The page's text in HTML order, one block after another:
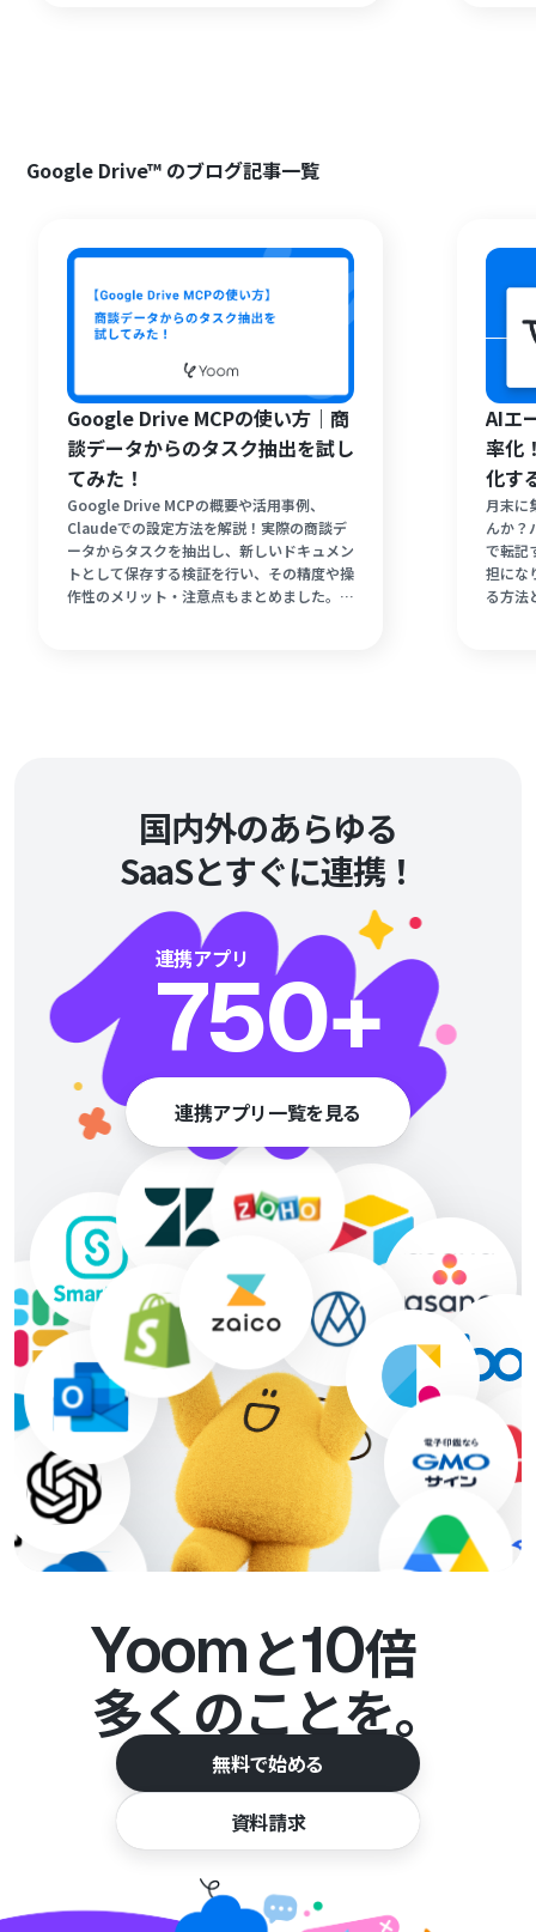
Google Drive™ のブログ記事一覧
Google Drive MCPの使い方｜商
談データからのタスク抽出を試し
てみた！
Google Drive MCPの概要や活用事例、
Claudeでの設定方法を解説！実際の商談デ
ータからタスクを抽出し、新しいドキュメン
トとして保存する検証を行い、その精度や操
作性のメリット・注意点もまとめました。手
AIエ
率化
化す
月末に
んか？
で転記
担にな
る方
国内外のあらゆる
SaaSとすぐに連携！
連携アプリ
750+
連携アプリ一覧を見る
Yoomと10倍
多くのことを。
無料で始める
資料請求